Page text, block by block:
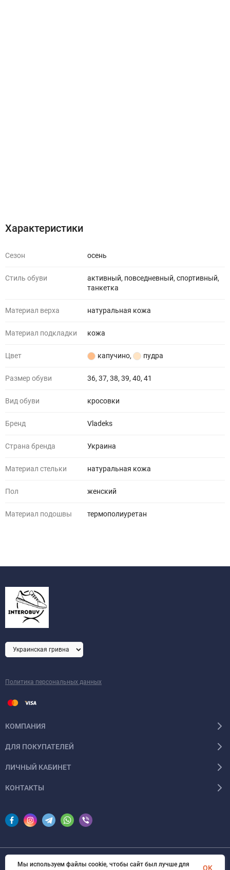
Характеристики
Сезон осень
Стиль обуви
активный, повседневный, спортивный,
танкетка
Материал верха натуральная кожа
Материал подкладки кожа
Цвет капучино, пудра
Размер обуви 36, 37, 38, 39, 40, 41
Вид обуви кросовки
Бренд Vladeks
Страна бренда Украина
Материал стельки натуральная кожа
Пол женский
Материал подошвы термополиуретан
Политика персональных данных
КОМПАНИЯ
ДЛЯ ПОКУПАТЕЛЕЙ
ЛИЧНЫЙ КАБИНЕТ
КОНТАКТЫ
© 2026 InSale. Все права защищены
Мы используем файлы cookie, чтобы сайт был лучше для
OK